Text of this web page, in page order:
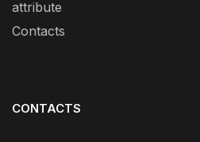
attribute
Contacts
CONTACTS